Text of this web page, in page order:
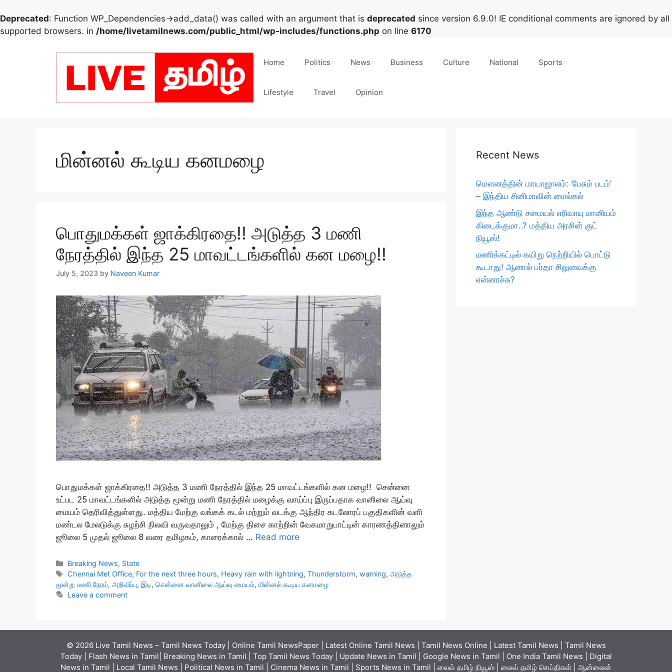
Deprecated: Function WP_Dependencies->add_data() was called with an argument that is deprecated since version 6.9.0! IE conditional comments are ignored by all
supported browsers. in /home/livetamilnews.com/public_html/wp-includes/functions.php on line 6170
Home Politics News Business Culture National Sports
Lifestyle Travel Opinion
மின்னல் கூடிய கனமழை
பொதுமக்கள் ஜாக்கிரதை!! அடுத்த 3 மணி
நேரத்தில் இந்த 25 மாவட்டங்களில் கன மழை!!
July 5, 2023 by Naveen Kumar
பொதுமக்கள் ஜாக்கிரதை!! அடுத்த 3 மணி நேரத்தில் இந்த 25 மாவட்டங்களில் கன மழை!! சென்னை
உட்பட 25 மாவட்டங்களில் அடுத்த மூன்று மணி நேரத்தில் மழைக்கு வாய்ப்பு இருப்பதாக வானிலை ஆய்வு
மையம் தெரிவித்துள்ளது. மத்திய மேற்கு வங்கக் கடல் மற்றும் வடக்கு ஆந்திர கடலோரப் பகுதிகளின் வளி
மண்டல மேலடுக்கு சுழற்சி நிலவி வருவதாலும் , மேற்கு திசை காற்றின் வேகமாறுபாட்டின் காரணத்தினாலும்
ஜூலை 5 முதல் ஜூலை 8 வரை தமிழகம், காரைக்கால் … Read more
Categories
Breaking News, State
Tags
Chennai Met Office, For the next three hours, Heavy rain with lightning,Thunderstorm,warning,அடுத்த
மூன்று மணி நேரம், அறிவிப்பு, இடி, சென்னை வானிலை ஆய்வு மையம், மின்னல் கூடிய கனமழை
Leave a comment
Recent News
மௌனத்தின் மாயாஜாலம்: ‘பேசும் படம்’
– இந்திய சினிமாவின் மைல்கல்
இந்த ஆண்டு சமையல் எரிவாயு மானியம்
கிடைக்குமா..? மத்திய அரசின் குட்
நியூஸ்!
மணிக்கட்டில் கயிறு நெற்றியில் பொட்டு
கூடாது! ஆனால் பர்தா சிலுவைக்கு
என்னாச்சு?
© 2026 Live Tamil News – Tamil News Today | Online Tamil NewsPaper | Latest Online Tamil News | Tamil News Online | Latest Tamil News | Tamil News
Today | Flash News in Tamil| Breaking News in Tamil | Top Tamil News Today | Update News in Tamil | Google News in Tamil | One India Tamil News | Digital
News in Tamil | Local Tamil News | Political News in Tamil | Cinema News in Tamil | Sports News in Tamil | லைவ் தமிழ் நியூஸ் | லைவ் தமிழ் செய்திகள் | ஆன்லைன்